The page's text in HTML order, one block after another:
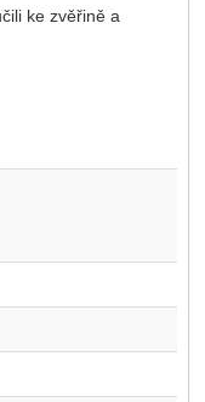
ke zvěřině a